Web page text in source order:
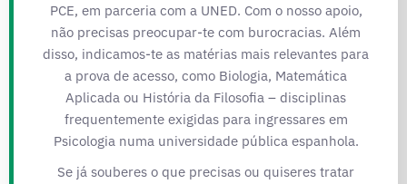
PCE, em parceria com a UNED. Com o nosso apoio,
não precisas preocupar-te com burocracias. Além
disso, indicamos-te as matérias mais relevantes para
a prova de acesso, como Biologia, Matemática
Aplicada ou História da Filosofia – disciplinas
frequentemente exigidas para ingressares em
Psicologia numa universidade pública espanhola.
Se já souberes o que precisas ou quiseres tratar